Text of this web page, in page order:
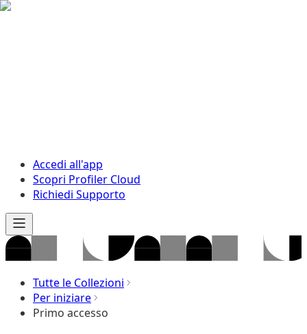
Accedi all'app
Scopri Profiler Cloud
Richiedi Supporto
Tutte le Collezioni
Per iniziare
Primo accesso